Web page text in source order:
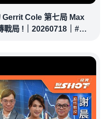
Cole 第七局 Max
戰局 !｜20260718｜#洛